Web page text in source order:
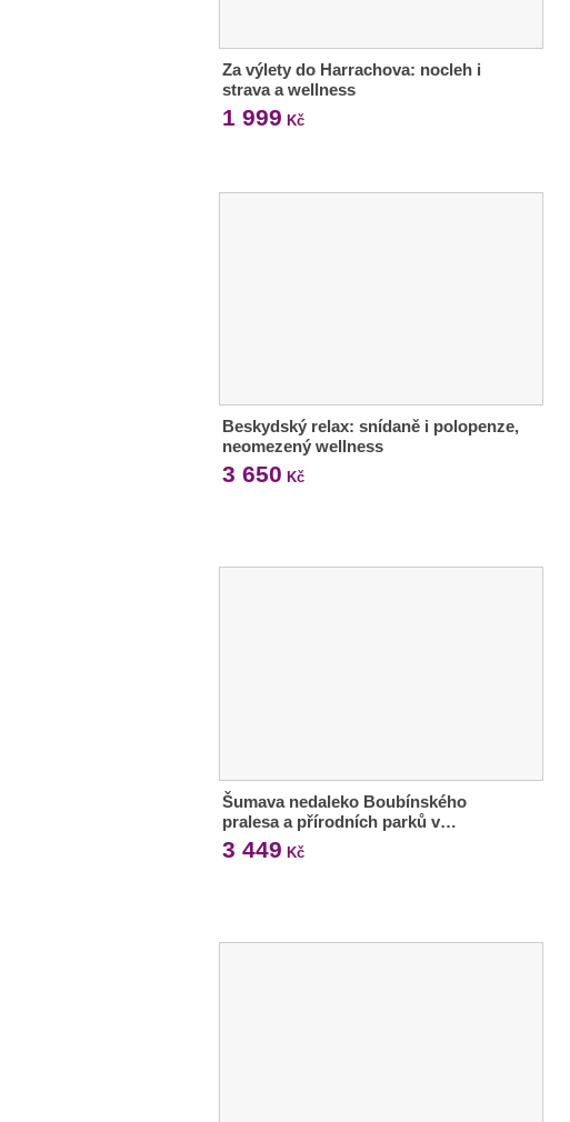
Za výlety do Harrachova: nocleh i
strava a wellness
1 999 Kč
Beskydský relax: snídaně i polopenze,
neomezený wellness
3 650 Kč
Šumava nedaleko Boubínského
pralesa a přírodních parků v…
3 449 Kč